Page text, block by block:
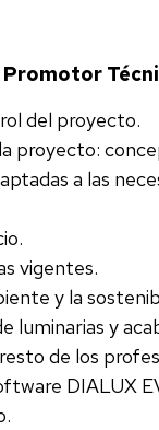
del proyecto.
proyecto:
a las
vigentes.
y la
luminarias y
de los
DIALUX